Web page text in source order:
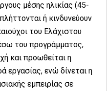
μέσης ηλικίας (45-
ή κινδυνεύουν
του Ελάχιστου
του προγράμματος,
και προωθείται η
εργασίας, ενώ δίνεται η
εμπειρίας σε